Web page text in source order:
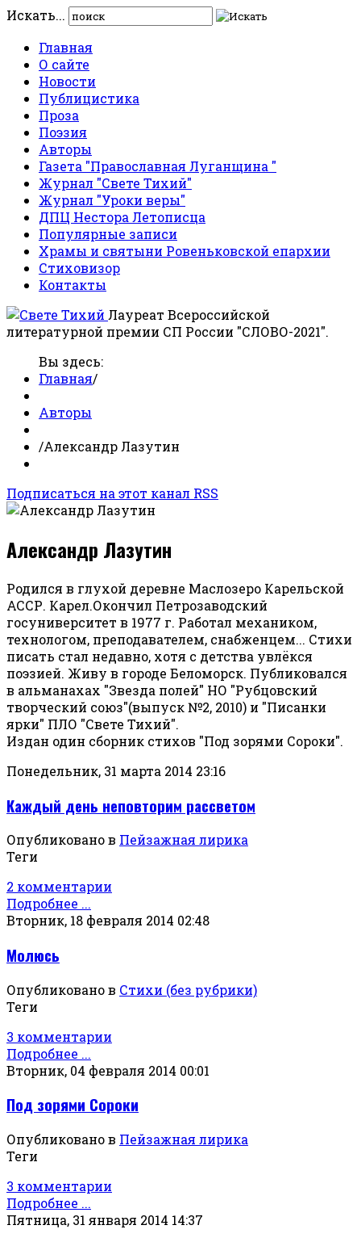
Искать...
Главная
О сайте
Новости
Публицистика
Проза
Поэзия
Авторы
Газета "Православная Луганщина "
Журнал "Свете Тихий"
Журнал "Уроки веры"
ДПЦ Нестора Летописца
Популярные записи
Храмы и святыни Ровеньковской епархии
Стиховизор
Контакты
Лауреат Всероссийской
литературной премии СП России "СЛОВО-2021".
Вы здесь:
Главная/
Авторы
/Александр Лазутин
Подписаться на этот канал RSS
Александр Лазутин
Родился в глухой деревне Маслозеро Карельской
АССР. Карел.Окончил Петрозаводский
госуниверситет в 1977 г. Работал механиком,
технологом, преподавателем, снабженцем... Стихи
писать стал недавно, хотя с детства увлёкся
поэзией. Живу в городе Беломорск. Публиковался
в альманахах "Звезда полей" НО "Рубцовский
творческий союз"(выпуск №2, 2010) и "Писанки
ярки" ПЛО "Свете Тихий".
Издан один сборник стихов "Под зорями Сороки".
Понедельник, 31 марта 2014 23:16
Каждый день неповторим рассветом
Опубликовано в Пейзажная лирика
Теги
2 комментарии
Подробнее ...
Вторник, 18 февраля 2014 02:48
Молюсь
Опубликовано в Стихи (без рубрики)
Теги
3 комментарии
Подробнее ...
Вторник, 04 февраля 2014 00:01
Под зорями Сороки
Опубликовано в Пейзажная лирика
Теги
3 комментарии
Подробнее ...
Пятница, 31 января 2014 14:37